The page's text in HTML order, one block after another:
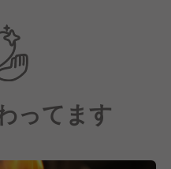
ってます